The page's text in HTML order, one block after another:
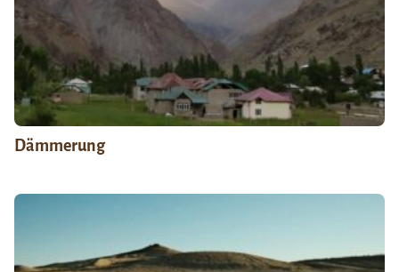
Dämmerung